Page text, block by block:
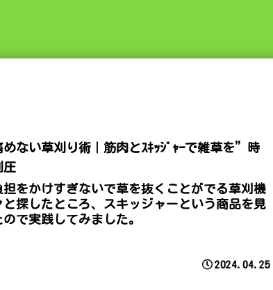
めない草刈り術｜筋肉とｽｷｯｼﾞｬｰで雑草を”時
担をかけすぎないで草を抜くことがでる草刈機
と探したところ、スキッジャーという商品を見
ので実践してみました。
2024.04.25